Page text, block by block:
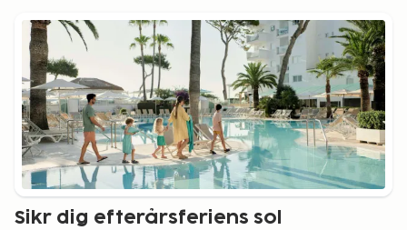
Sikr dig efterårsferiens sol